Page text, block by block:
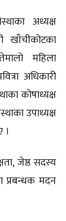
अध्यक्ष
खाँचीकोटका
महिला
अधिकारी
कोषाध्यक्ष
उपाध्यक्ष
जेष्ठ सदस्य
प्रबन्धक मदन